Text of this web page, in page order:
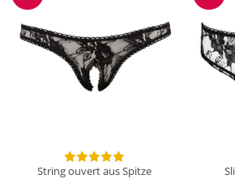
String ouvert aus Spitze